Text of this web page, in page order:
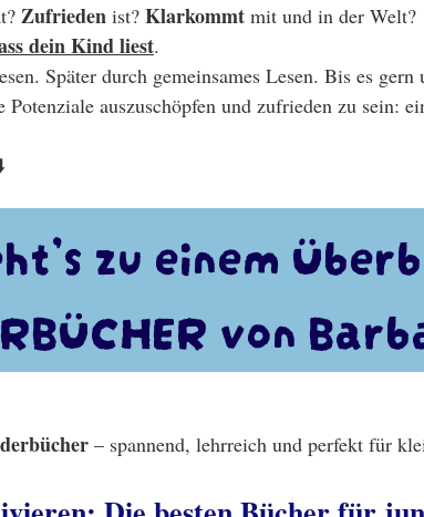
Zufrieden ist? Klarkommt mit und in der Welt?
dein Kind liest.
Später durch gemeinsames Lesen. Bis es
auszuschöpfen und zufrieden zu sein:
zu einem
von
– spannend, lehrreich und perfekt für